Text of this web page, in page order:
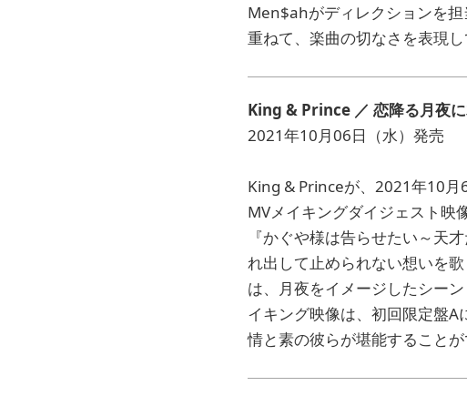
Men$ahがディレクションを
重ねて、楽曲の切なさを表現し
King & Prince ／ 恋降る月夜
2021年10月06日（水）発売
King & Princeが、2021年10月
MVメイキングダイジェスト映
『かぐや様は告らせたい～天
れ出して止められない想いを
は、月夜をイメージしたシー
イキング映像は、初回限定盤
情と素の彼らが堪能することが